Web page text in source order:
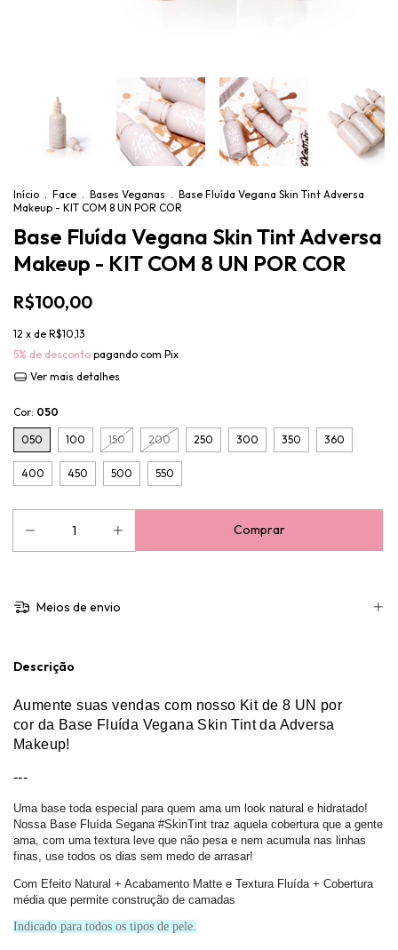
Início . Face . Bases Veganas . Base Fluída Vegana Skin Tint Adversa
Makeup - KIT COM 8 UN POR COR
Base Fluída Vegana Skin Tint Adversa
Makeup - KIT COM 8 UN POR COR
R$100,00
12 x de R$10,13
5% de desconto pagando com Pix
Ver mais detalhes
Cor: 050
050 100 150 200 250 300 350 360
400 450 500 550
Meios de envio
Descrição
Aumente suas vendas com nosso Kit de 8 UN por
cor da Base Fluída Vegana Skin Tint da Adversa
Makeup!
---
Uma base toda especial para quem ama um look natural e hidratado!
Nossa Base Fluída Segana #SkinTint traz aquela cobertura que a gente
ama, com uma textura leve que não pesa e nem acumula nas linhas
finas, use todos os dias sem medo de arrasar!
Com Efeito Natural + Acabamento Matte e Textura Fluída + Cobertura
média que permite construção de camadas
Indicado para todos os tipos de pele.